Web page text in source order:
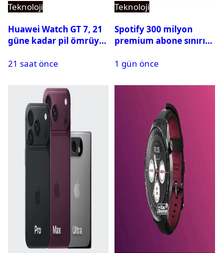
Teknoloji
Huawei Watch GT 7, 21
güne kadar pil ömrüyle
21 saat önce
Teknoloji
Spotify 300 milyon
premium abone sınırını
1 gün önce